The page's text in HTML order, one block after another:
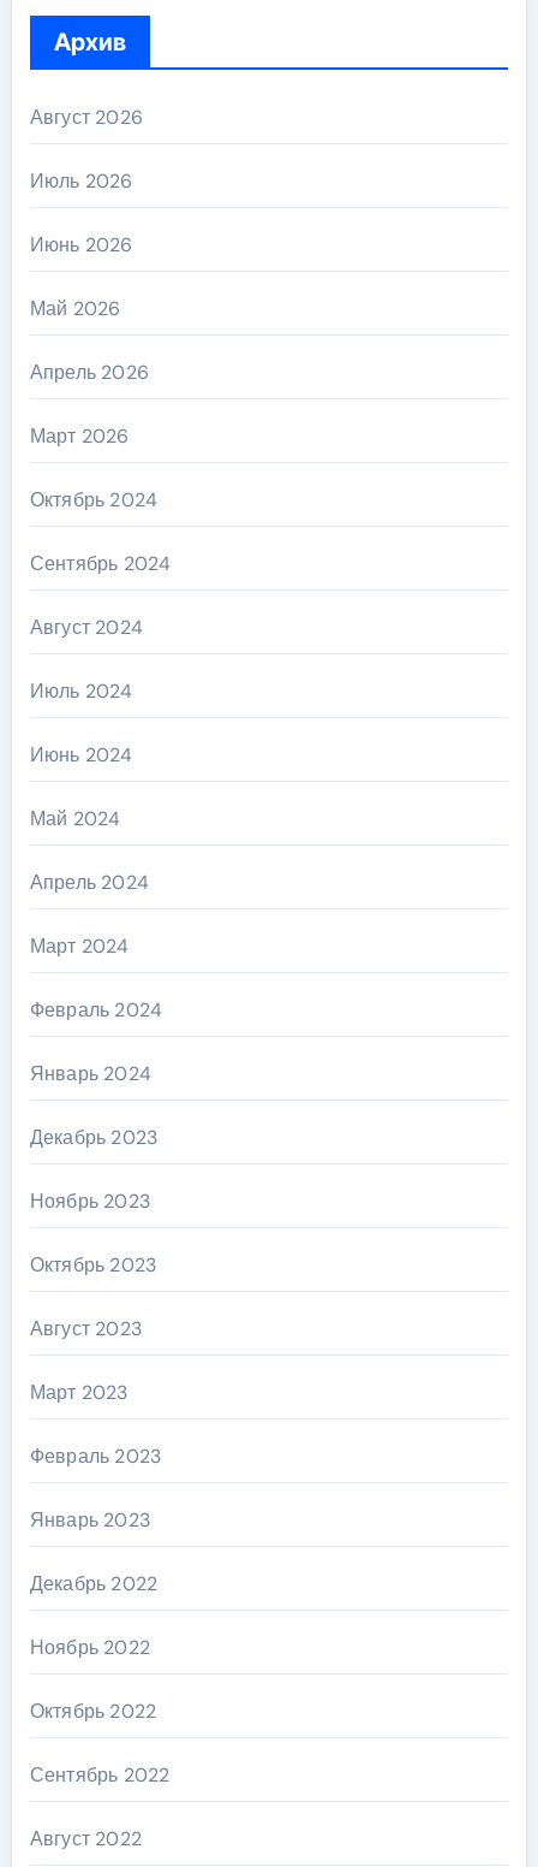
Архив
Август 2026
Июль 2026
Июнь 2026
Май 2026
Апрель 2026
Март 2026
Октябрь 2024
Сентябрь 2024
Август 2024
Июль 2024
Июнь 2024
Май 2024
Апрель 2024
Март 2024
Февраль 2024
Январь 2024
Декабрь 2023
Ноябрь 2023
Октябрь 2023
Август 2023
Март 2023
Февраль 2023
Январь 2023
Декабрь 2022
Ноябрь 2022
Октябрь 2022
Сентябрь 2022
Август 2022